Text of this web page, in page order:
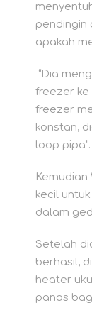
pendingin
apakah
“Dia
freezer ke
freezer
konstan,
loop pipa”.
kecil
dalam
Setelah
berhasil,
heater
panas